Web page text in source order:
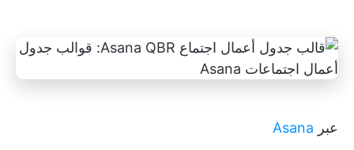
عبر Asana